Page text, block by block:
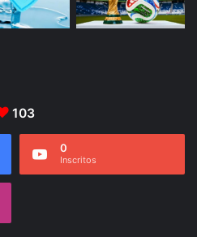
103
0
Inscritos